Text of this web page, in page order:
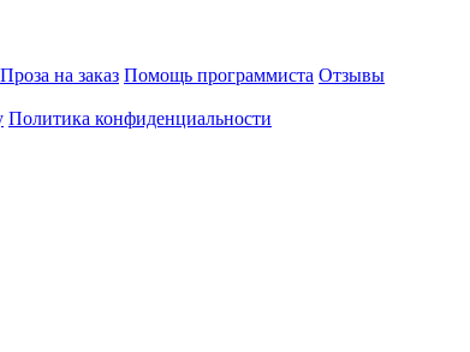
Проза на заказ Помощь программиста Отзывы
Политика конфиденциальности